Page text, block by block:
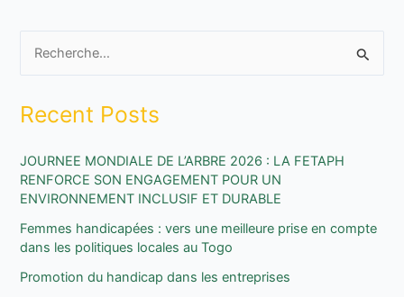
c
e
r
h
Recent Posts
JOURNEE MONDIALE DE L’ARBRE 2026 : LA FETAPH
RENFORCE SON ENGAGEMENT POUR UN
ENVIRONNEMENT INCLUSIF ET DURABLE
Femmes handicapées : vers une meilleure prise en compte
dans les politiques locales au Togo
Promotion du handicap dans les entreprises